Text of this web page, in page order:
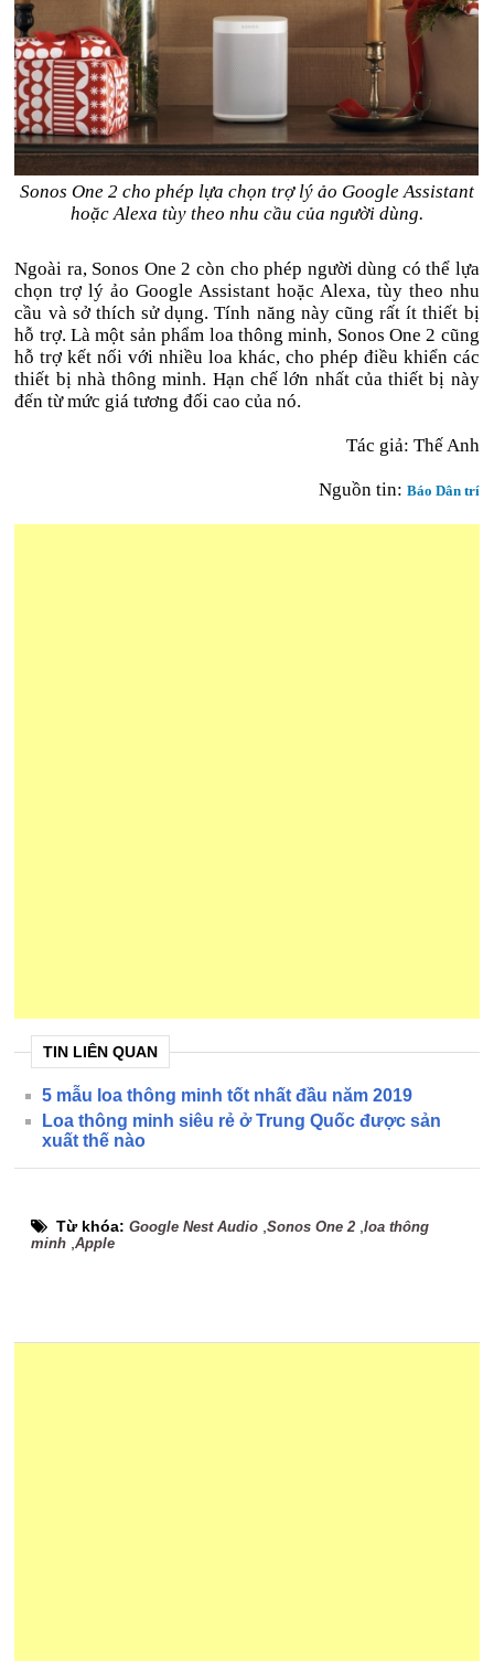
Sonos One 2 cho phép lựa chọn trợ lý ảo Google Assistant
hoặc Alexa tùy theo nhu cầu của người dùng.
Ngoài ra, Sonos One 2 còn cho phép người dùng có thể lựa
chọn trợ lý ảo Google Assistant hoặc Alexa, tùy theo nhu
cầu và sở thích sử dụng. Tính năng này cũng rất ít thiết bị
hỗ trợ. Là một sản phẩm loa thông minh, Sonos One 2 cũng
hỗ trợ kết nối với nhiều loa khác, cho phép điều khiển các
thiết bị nhà thông minh. Hạn chế lớn nhất của thiết bị này
đến từ mức giá tương đối cao của nó.
Tác giả: Thế Anh
Nguồn tin: Báo Dân trí
TIN LIÊN QUAN
5 mẫu loa thông minh tốt nhất đầu năm 2019
Loa thông minh siêu rẻ ở Trung Quốc được sản
xuất thế nào
Từ khóa:Google Nest Audio ,Sonos One 2 ,loa thông
minh ,Apple